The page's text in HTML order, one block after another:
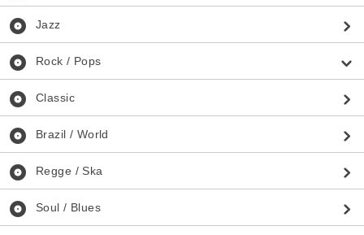
album Jazz
album Rock / Pops
album Classic
album Brazil / World
album Regge / Ska
album Soul / Blues